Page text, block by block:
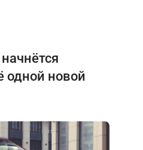
одной новой